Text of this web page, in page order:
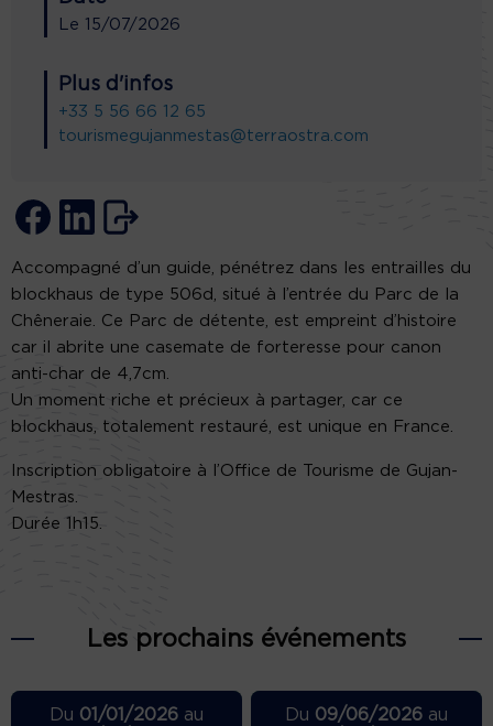
Le 15/07/2026
Plus d'infos
+33 5 56 66 12 65
tourismegujanmestas@terraostra.com
Accompagné d’un guide, pénétrez dans les entrailles du
blockhaus de type 506d, situé à l’entrée du Parc de la
Chêneraie. Ce Parc de détente, est empreint d’histoire
car il abrite une casemate de forteresse pour canon
anti-char de 4,7cm.
Un moment riche et précieux à partager, car ce
blockhaus, totalement restauré, est unique en France.
Inscription obligatoire à l’Office de Tourisme de Gujan-
Mestras.
Durée 1h15.
Les prochains événements
Du 01/01/2026au
Du 09/06/2026 au